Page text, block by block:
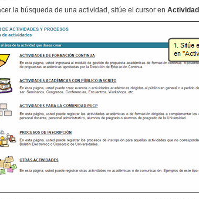
la búsqueda de una actividad, sitúe el cursor en